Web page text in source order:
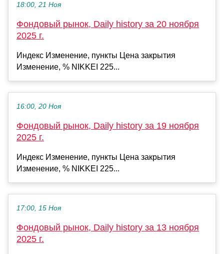
18:00, 21 Ноя
Фондовый рынок, Daily history за 20 ноября
2025 г.
Индекс Изменение, пункты Цена закрытия
Изменение, % NIKKEI 225...
16:00, 20 Ноя
Фондовый рынок, Daily history за 19 ноября
2025 г.
Индекс Изменение, пункты Цена закрытия
Изменение, % NIKKEI 225...
17:00, 15 Ноя
Фондовый рынок, Daily history за 13 ноября
2025 г.